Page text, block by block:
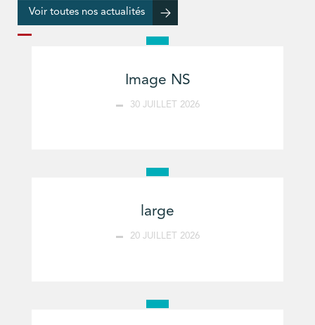
Voir toutes nos actualités
Image NS
30 JUILLET 2026
large
20 JUILLET 2026